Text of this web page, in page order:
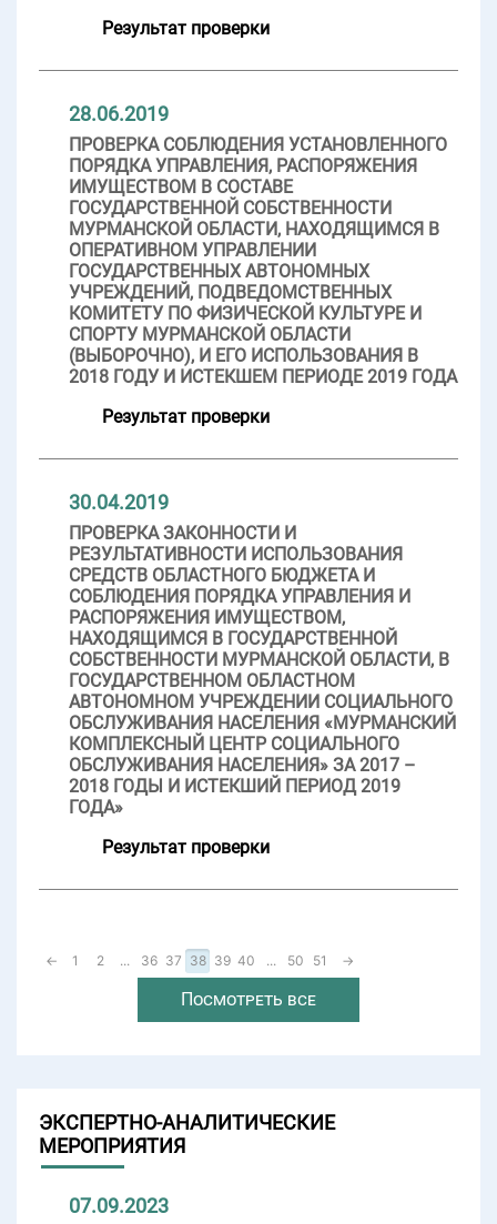
Результат проверки
28.06.2019
ПРОВЕРКА СОБЛЮДЕНИЯ УСТАНОВЛЕННОГО
ПОРЯДКА УПРАВЛЕНИЯ, РАСПОРЯЖЕНИЯ
ИМУЩЕСТВОМ В СОСТАВЕ
ГОСУДАРСТВЕННОЙ СОБСТВЕННОСТИ
МУРМАНСКОЙ ОБЛАСТИ, НАХОДЯЩИМСЯ В
ОПЕРАТИВНОМ УПРАВЛЕНИИ
ГОСУДАРСТВЕННЫХ АВТОНОМНЫХ
УЧРЕЖДЕНИЙ, ПОДВЕДОМСТВЕННЫХ
КОМИТЕТУ ПО ФИЗИЧЕСКОЙ КУЛЬТУРЕ И
СПОРТУ МУРМАНСКОЙ ОБЛАСТИ
(ВЫБОРОЧНО), И ЕГО ИСПОЛЬЗОВАНИЯ В
2018 ГОДУ И ИСТЕКШЕМ ПЕРИОДЕ 2019 ГОДА
Результат проверки
30.04.2019
ПРОВЕРКА ЗАКОННОСТИ И
РЕЗУЛЬТАТИВНОСТИ ИСПОЛЬЗОВАНИЯ
СРЕДСТВ ОБЛАСТНОГО БЮДЖЕТА И
СОБЛЮДЕНИЯ ПОРЯДКА УПРАВЛЕНИЯ И
РАСПОРЯЖЕНИЯ ИМУЩЕСТВОМ,
НАХОДЯЩИМСЯ В ГОСУДАРСТВЕННОЙ
СОБСТВЕННОСТИ МУРМАНСКОЙ ОБЛАСТИ, В
ГОСУДАРСТВЕННОМ ОБЛАСТНОМ
АВТОНОМНОМ УЧРЕЖДЕНИИ СОЦИАЛЬНОГО
ОБСЛУЖИВАНИЯ НАСЕЛЕНИЯ «МУРМАНСКИЙ
КОМПЛЕКСНЫЙ ЦЕНТР СОЦИАЛЬНОГО
ОБСЛУЖИВАНИЯ НАСЕЛЕНИЯ» ЗА 2017 –
2018 ГОДЫ И ИСТЕКШИЙ ПЕРИОД 2019
ГОДА»
Результат проверки
← 1 2 ... 36 37 38 39 40 ... 50 51 →
Посмотреть все
ЭКСПЕРТНО-АНАЛИТИЧЕСКИЕ
МЕРОПРИЯТИЯ
07.09.2023